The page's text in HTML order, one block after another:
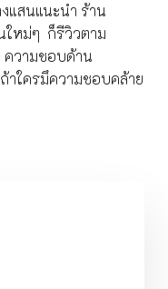
แสนแนะนำ ร้าน
ใหม่ๆ ก็รีวิวตาม
ความชอบด้าน
าใครมึความชอบคล้าย